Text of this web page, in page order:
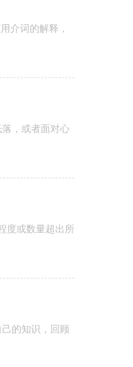
介词的解释，
，或者面对心
度或数量超出所
的知识，回顾